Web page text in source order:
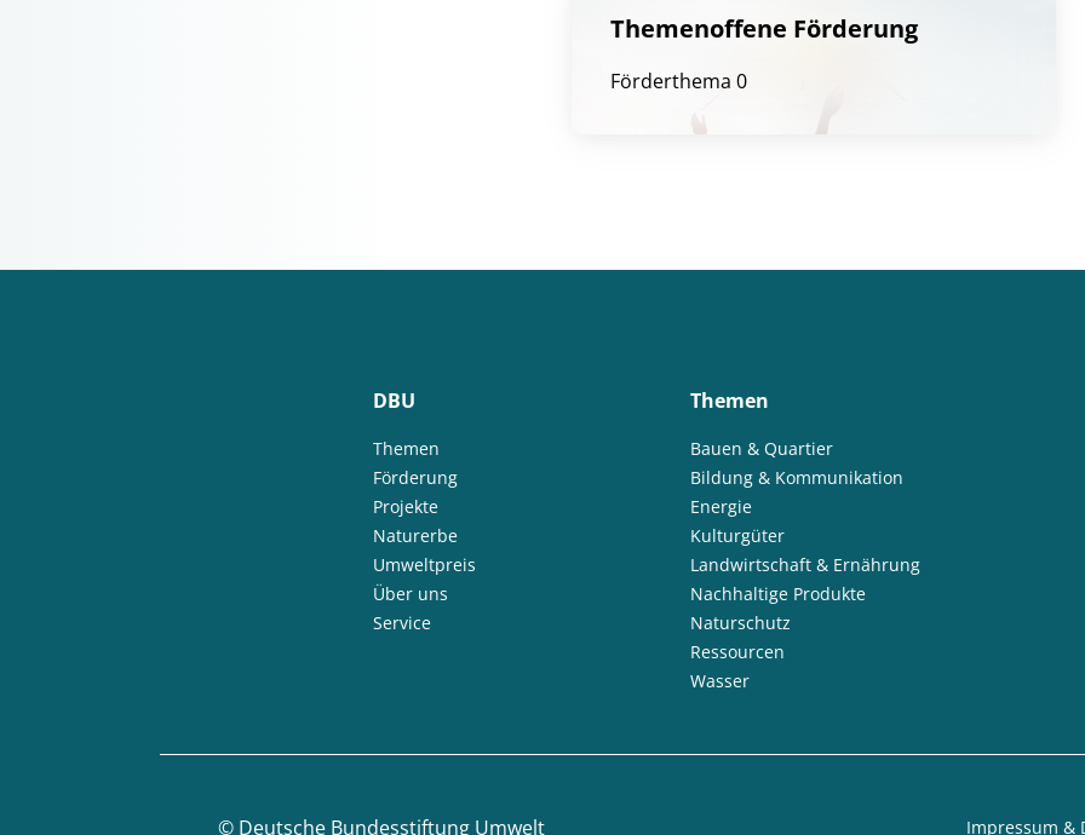
Themenoffene Förderung
Förderthema 0
DBU
Themen
Förderung
Projekte
Naturerbe
Umweltpreis
Über uns
Service
Themen
Bauen & Quartier
Bildung & Kommunikation
Energie
Kulturgüter
Landwirtschaft & Ernährung
Nachhaltige Produkte
Naturschutz
Ressourcen
Wasser
© Deutsche Bundesstiftung Umwelt Impressum &